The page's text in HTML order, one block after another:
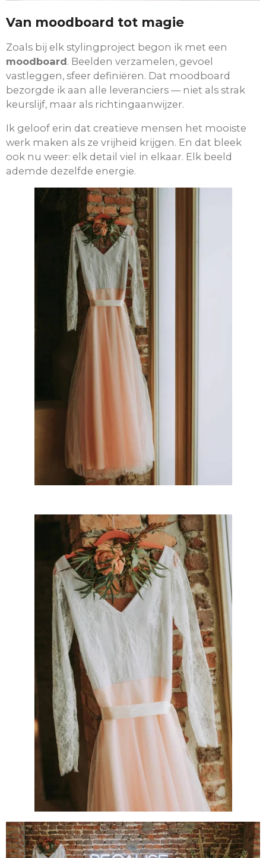
Van moodboard tot magie
Zoals bij elk stylingproject begon ik met een
moodboard. Beelden verzamelen, gevoel
vastleggen, sfeer definiëren. Dat moodboard
bezorgde ik aan alle leveranciers — niet als strak
keurslijf, maar als richtingaanwijzer.
Ik geloof erin dat creatieve mensen het mooiste
werk maken als ze vrijheid krijgen. En dat bleek
ook nu weer: elk detail viel in elkaar. Elk beeld
ademde dezelfde energie.